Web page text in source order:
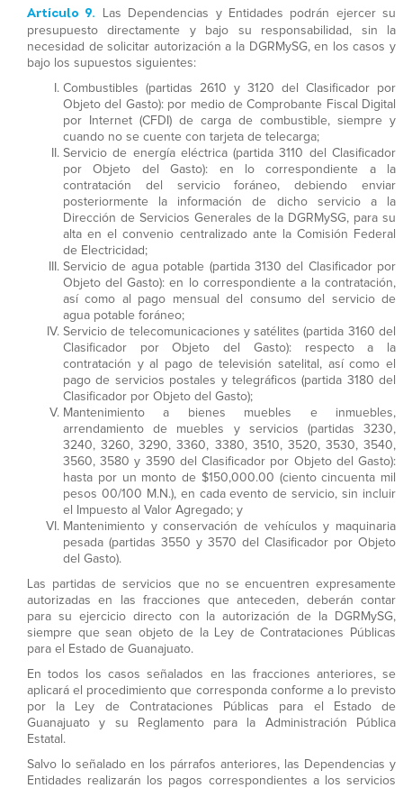
Artículo 9. Las Dependencias y Entidades podrán ejercer su
presupuesto directamente y bajo su responsabilidad, sin la
necesidad de solicitar autorización a la DGRMySG, en los casos y
bajo los supuestos siguientes:
Combustibles (partidas 2610 y 3120 del Clasificador por
Objeto del Gasto): por medio de Comprobante Fiscal Digital
por Internet (CFDI) de carga de combustible, siempre y
cuando no se cuente con tarjeta de telecarga;
Servicio de energía eléctrica (partida 3110 del Clasificador
por Objeto del Gasto): en lo correspondiente a la
contratación del servicio foráneo, debiendo enviar
posteriormente la información de dicho servicio a la
Dirección de Servicios Generales de la DGRMySG, para su
alta en el convenio centralizado ante la Comisión Federal
de Electricidad;
Servicio de agua potable (partida 3130 del Clasificador por
Objeto del Gasto): en lo correspondiente a la contratación,
así como al pago mensual del consumo del servicio de
agua potable foráneo;
Servicio de telecomunicaciones y satélites (partida 3160 del
Clasificador por Objeto del Gasto): respecto a la
contratación y al pago de televisión satelital, así como el
pago de servicios postales y telegráficos (partida 3180 del
Clasificador por Objeto del Gasto);
Mantenimiento a bienes muebles e inmuebles,
arrendamiento de muebles y servicios (partidas 3230,
3240, 3260, 3290, 3360, 3380, 3510, 3520, 3530, 3540,
3560, 3580 y 3590 del Clasificador por Objeto del Gasto):
hasta por un monto de $150,000.00 (ciento cincuenta mil
pesos 00/100 M.N.), en cada evento de servicio, sin incluir
el Impuesto al Valor Agregado; y
Mantenimiento y conservación de vehículos y maquinaria
pesada (partidas 3550 y 3570 del Clasificador por Objeto
del Gasto).
Las partidas de servicios que no se encuentren expresamente
autorizadas en las fracciones que anteceden, deberán contar
para su ejercicio directo con la autorización de la DGRMySG,
siempre que sean objeto de la Ley de Contrataciones Públicas
para el Estado de Guanajuato.
En todos los casos señalados en las fracciones anteriores, se
aplicará el procedimiento que corresponda conforme a lo previsto
por la Ley de Contrataciones Públicas para el Estado de
Guanajuato y su Reglamento para la Administración Pública
Estatal.
Salvo lo señalado en los párrafos anteriores, las Dependencias y
Entidades realizarán los pagos correspondientes a los servicios